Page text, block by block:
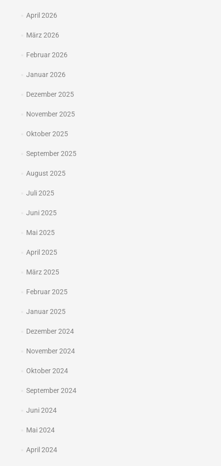
April 2026
März 2026
Februar 2026
Januar 2026
Dezember 2025
November 2025
Oktober 2025
September 2025
August 2025
Juli 2025
Juni 2025
Mai 2025
April 2025
März 2025
Februar 2025
Januar 2025
Dezember 2024
November 2024
Oktober 2024
September 2024
Juni 2024
Mai 2024
April 2024